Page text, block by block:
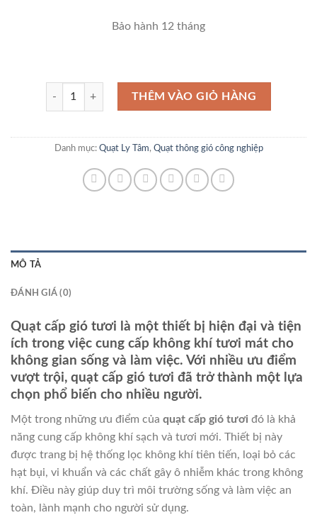
Bảo hành 12 tháng
Quạt cấp gió tươi số lượng
THÊM VÀO GIỎ HÀNG
Danh mục: Quạt Ly Tâm, Quạt thông gió công nghiệp
MÔ TẢ
ĐÁNH GIÁ (0)
Quạt cấp gió tươi là một thiết bị hiện đại và tiện
ích trong việc cung cấp không khí tươi mát cho
không gian sống và làm việc. Với nhiều ưu điểm
vượt trội, quạt cấp gió tươi đã trở thành một lựa
chọn phổ biến cho nhiều người.
Một trong những ưu điểm của quạt cấp gió tươi đó là khả
năng cung cấp không khí sạch và tươi mới. Thiết bị này
được trang bị hệ thống lọc không khí tiên tiến, loại bỏ các
hạt bụi, vi khuẩn và các chất gây ô nhiễm khác trong không
khí. Điều này giúp duy trì môi trường sống và làm việc an
toàn, lành mạnh cho người sử dụng.